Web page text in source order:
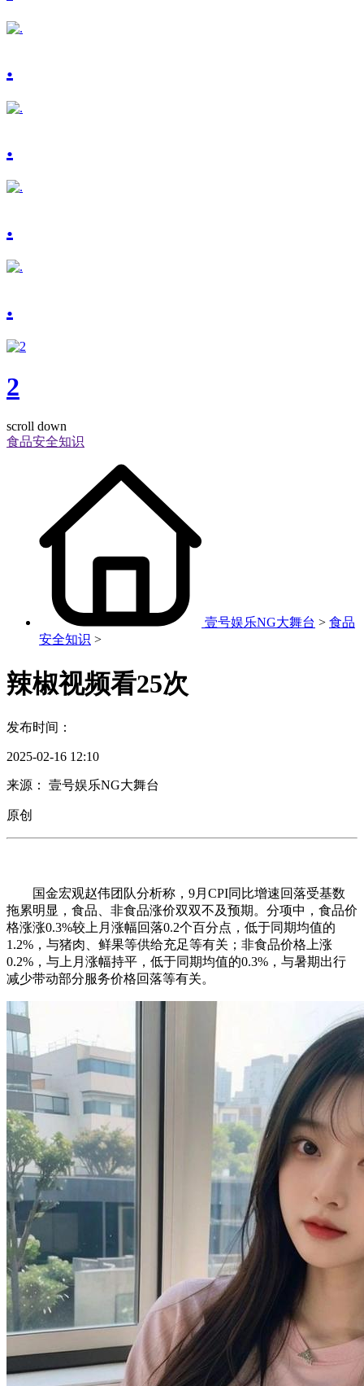
.
.
.
.
2
scroll down
食品安全知识
壹号娱乐NG大舞台 > 食品
安全知识 >
辣椒视频看25次
发布时间：
2025-02-16 12:10
来源： 壹号娱乐NG大舞台
原创
国金宏观赵伟团队分析称，9月CPI同比增速回落受基数
拖累明显，食品、非食品涨价双双不及预期。分项中，食品价
格涨涨0.3%较上月涨幅回落0.2个百分点，低于同期均值的
1.2%，与猪肉、鲜果等供给充足等有关；非食品价格上涨
0.2%，与上月涨幅持平，低于同期均值的0.3%，与暑期出行
减少带动部分服务价格回落等有关。